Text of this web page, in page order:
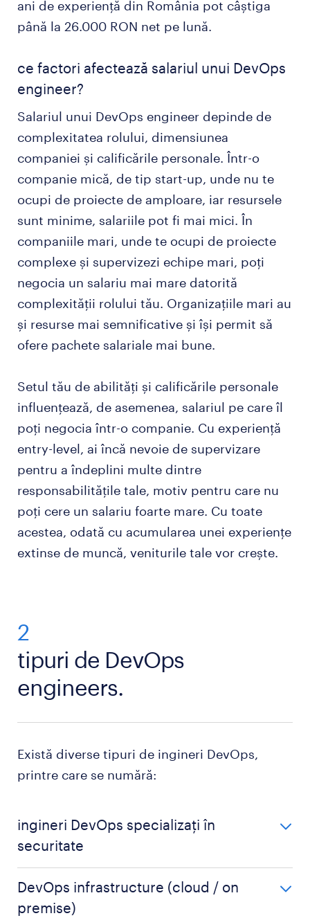
ani de experiență din România pot câștiga
până la 26.000 RON net pe lună.
ce factori afectează salariul unui DevOps
engineer?
Salariul unui DevOps engineer depinde de
complexitatea rolului, dimensiunea
companiei și calificările personale. Într-o
companie mică, de tip start-up, unde nu te
ocupi de proiecte de amploare, iar resursele
sunt minime, salariile pot fi mai mici. În
companiile mari, unde te ocupi de proiecte
complexe și supervizezi echipe mari, poți
negocia un salariu mai mare datorită
complexității rolului tău. Organizațiile mari au
și resurse mai semnificative și își permit să
ofere pachete salariale mai bune.
Setul tău de abilități și calificările personale
influențează, de asemenea, salariul pe care îl
poți negocia într-o companie. Cu experiență
entry-level, ai încă nevoie de supervizare
pentru a îndeplini multe dintre
responsabilitățile tale, motiv pentru care nu
poți cere un salariu foarte mare. Cu toate
acestea, odată cu acumularea unei experiențe
extinse de muncă, veniturile tale vor crește.
2
tipuri de DevOps
engineers.
Există diverse tipuri de ingineri DevOps,
printre care se numără:
ingineri DevOps specializați în
securitate
securitate, integrezi funcții de securitate și
conformitate în procesele de planificare și
DevOps infrastructure (cloud / on
premise)